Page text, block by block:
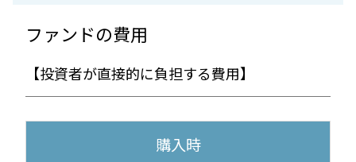
ファンドの費用
【投資者が直接的に負担する費用】
購入時